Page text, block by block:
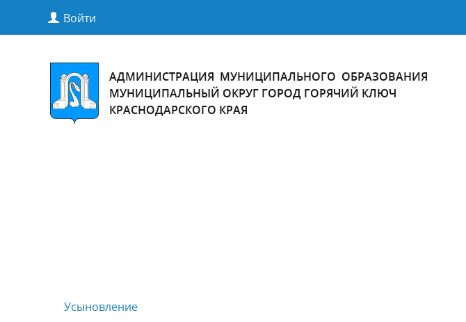
Войти
АДМИНИСТРАЦИЯ МУНИЦИПАЛЬНОГО ОБРАЗОВАНИЯ
МУНИЦИПАЛЬНЫЙ ОКРУГ ГОРОД ГОРЯЧИЙ КЛЮЧ
КРАСНОДАРСКОГО КРАЯ
Усыновление